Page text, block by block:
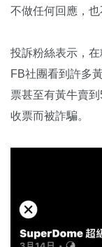
不做任何回應，也
投訴粉絲表示，
FB社團看到許多
票甚至有黃牛賣
收票而被詐騙。